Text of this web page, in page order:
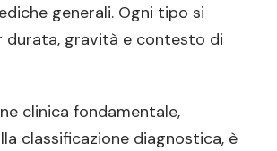
generali. Ogni tipo si
durata, gravità e contesto di
clinica fondamentale,
classificazione diagnostica, è